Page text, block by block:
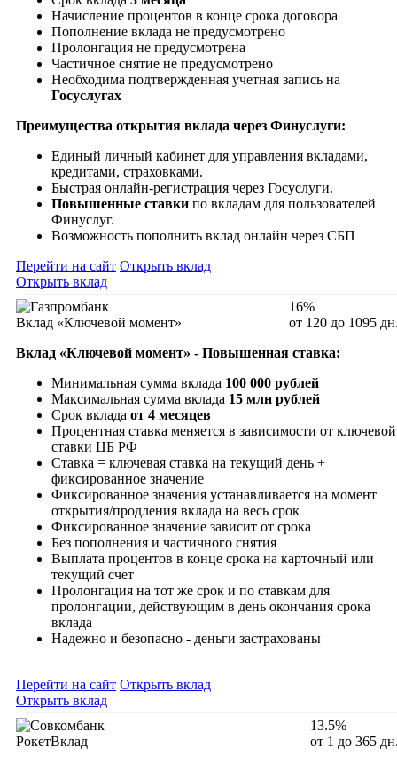
Начисление процентов в конце срока договора
Пополнение вклада не предусмотрено
Пролонгация не предусмотрена
Частичное снятие не предусмотрено
Необходима подтвержденная учетная запись на
Госуслугах
Преимущества открытия вклада через Финуслуги:
Единый личный кабинет для управления вкладами,
кредитами, страховками.
Быстрая онлайн-регистрация через Госуслуги.
Повышенные ставки по вкладам для пользователей
Финуслуг.
Возможность пополнить вклад онлайн через СБП
Перейти на сайт Открыть вклад
Открыть вклад
Вклад «Ключевой момент»
16%
от 120 до 1095
Вклад «Ключевой момент» - Повышенная ставка:
Минимальная сумма вклада 100 000 рублей
Максимальная сумма вклада 15 млн рублей
Срок вклада от 4 месяцев
Процентная ставка меняется в зависимости от ключевой
ставки ЦБ РФ
Ставка = ключевая ставка на текущий день +
фиксированное значение
Фиксированное значения устанавливается на момент
открытия/продления вклада на весь срок
Фиксированное значение зависит от срока
Без пополнения и частичного снятия
Выплата процентов в конце срока на карточный или
текущий счет
Пролонгация на тот же срок и по ставкам для
пролонгации, действующим в день окончания срока
вклада
Надежно и безопасно - деньги застрахованы
Перейти на сайт Открыть вклад
Открыть вклад
РокетВклад
13.5%
от 1 до 365